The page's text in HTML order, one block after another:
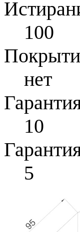
100
нет
10
5